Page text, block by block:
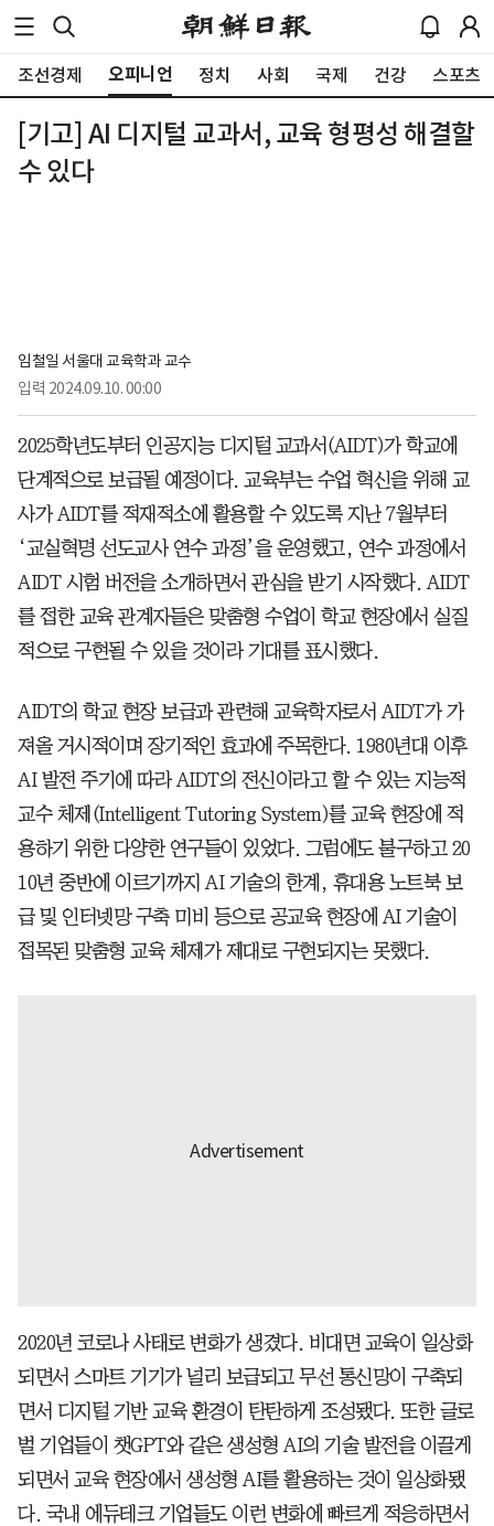
조선경제 오피니언 정치 사회 국제 건강 스포츠
[기고] AI 디지털 교과서, 교육 형평성 해결할
수 있다
임철일 서울대 교육학과 교수
입력 2024.09.10. 00:00
2025학년도부터 인공지능 디지털 교과서(AIDT)가 학교에
단계적으로 보급될 예정이다. 교육부는 수업 혁신을 위해 교
사가 AIDT를 적재적소에 활용할 수 있도록 지난 7월부터
‘교실혁명 선도교사 연수 과정’을 운영했고, 연수 과정에서
AIDT 시험 버전을 소개하면서 관심을 받기 시작했다. AIDT
를 접한 교육 관계자들은 맞춤형 수업이 학교 현장에서 실질
적으로 구현될 수 있을 것이라 기대를 표시했다.
AIDT의 학교 현장 보급과 관련해 교육학자로서 AIDT가 가
져올 거시적이며 장기적인 효과에 주목한다. 1980년대 이후
AI 발전 주기에 따라 AIDT의 전신이라고 할 수 있는 지능적
교수 체제(Intelligent Tutoring System)를 교육 현장에 적
용하기 위한 다양한 연구들이 있었다. 그럼에도 불구하고 20
10년 중반에 이르기까지 AI 기술의 한계, 휴대용 노트북 보
급 및 인터넷망 구축 미비 등으로 공교육 현장에 AI 기술이
접목된 맞춤형 교육 체제가 제대로 구현되지는 못했다.
2020년 코로나 사태로 변화가 생겼다. 비대면 교육이 일상화
되면서 스마트 기기가 널리 보급되고 무선 통신망이 구축되
면서 디지털 기반 교육 환경이 탄탄하게 조성됐다. 또한 글로
벌 기업들이 챗GPT와 같은 생성형 AI의 기술 발전을 이끌게
되면서 교육 현장에서 생성형 AI를 활용하는 것이 일상화됐
다. 국내 에듀테크 기업들도 이런 변화에 빠르게 적응하면서